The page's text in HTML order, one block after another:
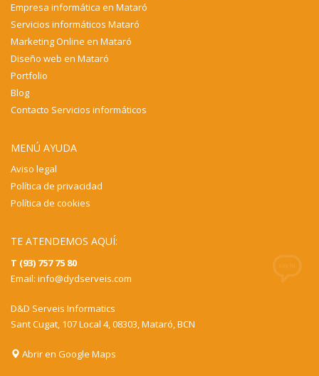
Empresa informática en Mataró
Servicios informáticos Mataró
Marketing Online en Mataró
Diseño web en Mataró
Portfolio
Blog
Contacto Servicios informáticos
MENÚ AYUDA
Aviso legal
Política de privacidad
Política de cookies
TE ATENDEMOS AQUÍ:
T (93) 757 75 80
Email: info@dydserveis.com
D&D Serveis Informatics
Sant Cugat, 107 Local 4, 08303, Mataró, BCN
Abrir en Google Maps